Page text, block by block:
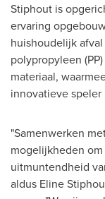
Stiphout is
ervaring
huishoudelijk
polypropyleen
materiaal,
innovatieve
"Samenwerken
mogelijkheden
uitmuntendheid
aldus Eline